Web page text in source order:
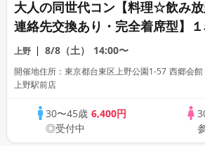
大人の同世代コン【料理☆飲み放
連絡先交換あり・完全着席型】
数・初参加も大歓迎☆プレイワー
☆
上野 8/8（土） 14:00〜
開催地住所：東京都台東区上野公園1-57 西郷会
上野駅前店
30〜45歳6,400円
◎受付中